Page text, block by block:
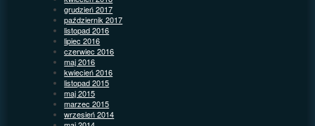
grudzień 2017
październik 2017
listopad 2016
lipiec 2016
czerwiec 2016
maj 2016
kwiecień 2016
listopad 2015
maj 2015
marzec 2015
wrzesień 2014